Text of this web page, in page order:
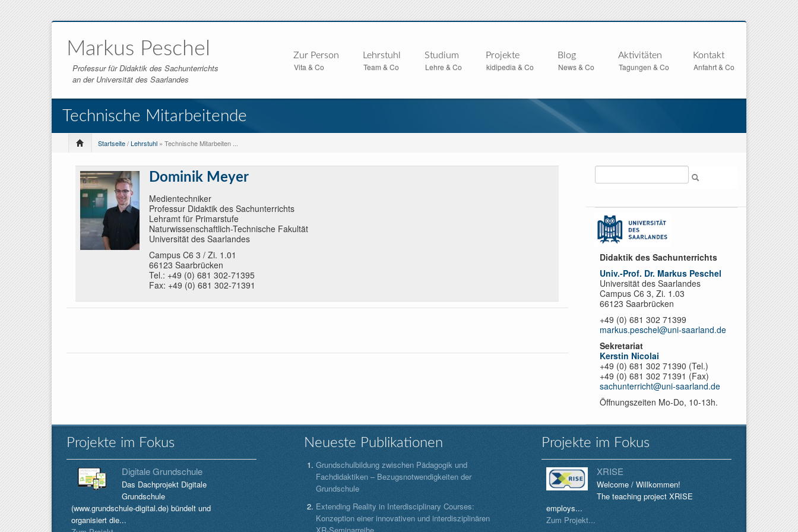
Markus Peschel
Professur für Didaktik des Sachunterrichts
an der Universität des Saarlandes
Zur Person
Vita & Co
Lehrstuhl
Team & Co
Studium
Lehre & Co
Projekte
kidipedia & Co
Blog
News & Co
Aktivitäten
Tagungen & Co
Kontakt
Anfahrt & Co
Technische Mitarbeitende
Startseite/Lehrstuhl » Technische Mitarbeiten ...
Dominik Meyer
Medientechniker
Professur Didaktik des Sachunterrichts
Lehramt für Primarstufe
Naturwissenschaftlich-Technische Fakultät
Universität des Saarlandes
Campus C6 3 / Zi. 1.01
66123 Saarbrücken
Tel.: +49 (0) 681 302-71395
Fax: +49 (0) 681 302-71391
Didaktik des Sachunterrichts
Univ.-Prof. Dr. Markus Peschel
Universität des Saarlandes
Campus C6 3, Zi. 1.03
66123 Saarbrücken
+49 (0) 681 302 71399
markus.peschel@uni-saarland.de
Sekretariat
Kerstin Nicolai
+49 (0) 681 302 71390 (Tel.)
+49 (0) 681 302 71391 (Fax)
sachunterricht@uni-saarland.de
Öffnungszeiten Mo-Do, 10-13h.
Projekte im Fokus
Digitale Grundschule
Das Dachprojekt Digitale
Grundschule
(www.grundschule-digital.de) bündelt und
organisiert die...
Neueste Publikationen
Grundschulbildung zwischen Pädagogik und
Fachdidaktiken – Bezugsnotwendigkeiten der
Grundschule
Extending Reality in Interdisciplinary Courses:
Konzeption einer innovativen und interdisziplinären
Projekte im Fokus
XRISE
Welcome / Willkommen!
The teaching project XRISE
employs...
Zum Projekt...